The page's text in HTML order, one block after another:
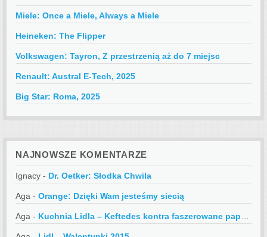
Miele: Once a Miele, Always a Miele
Heineken: The Flipper
Volkswagen: Tayron, Z przestrzenią aż do 7 miejsc
Renault: Austral E-Tech, 2025
Big Star: Roma, 2025
NAJNOWSZE KOMENTARZE
Ignacy - Dr. Oetker: Słodka Chwila
Aga - Orange: Dzięki Wam jesteśmy siecią
Aga - Kuchnia Lidla – Keftedes kontra faszerowane papryczki